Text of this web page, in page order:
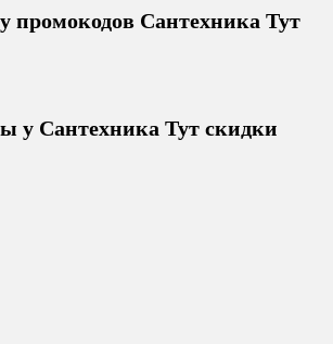
промокодов Сантехника Тут
у Сантехника Тут скидки